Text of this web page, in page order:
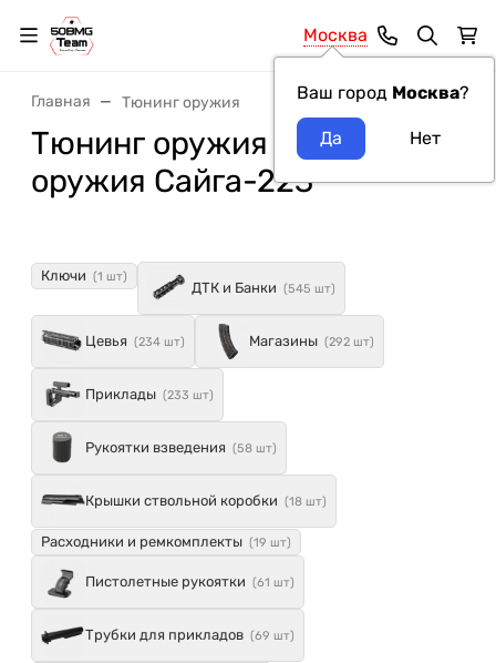
Москва
Ваш город Москва?
Главная Тюнинг оружия
Тюнинг оружия модель
оружия Сайга-223
Ключи (1 шт)
ДТК и Банки (545 шт)
Цевья (234 шт) Магазины (292 шт)
Приклады (233 шт)
Рукоятки взведения (58 шт)
Крышки ствольной коробки (18 шт)
Расходники и ремкомплекты (19 шт)
Пистолетные рукоятки (61 шт)
Трубки для прикладов (69 шт)